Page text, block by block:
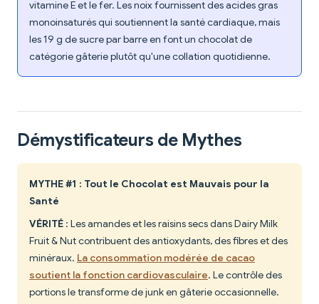
vitamine E et le fer. Les noix fournissent des acides gras
monoinsaturés qui soutiennent la santé cardiaque, mais
les 19 g de sucre par barre en font un chocolat de
catégorie gâterie plutôt qu'une collation quotidienne.
Démystificateurs de Mythes
MYTHE #1 : Tout le Chocolat est Mauvais pour la
Santé
VÉRITÉ : Les amandes et les raisins secs dans Dairy Milk
Fruit & Nut contribuent des antioxydants, des fibres et des
minéraux. La consommation modérée de cacao
soutient la fonction cardiovasculaire. Le contrôle des
portions le transforme de junk en gâterie occasionnelle.